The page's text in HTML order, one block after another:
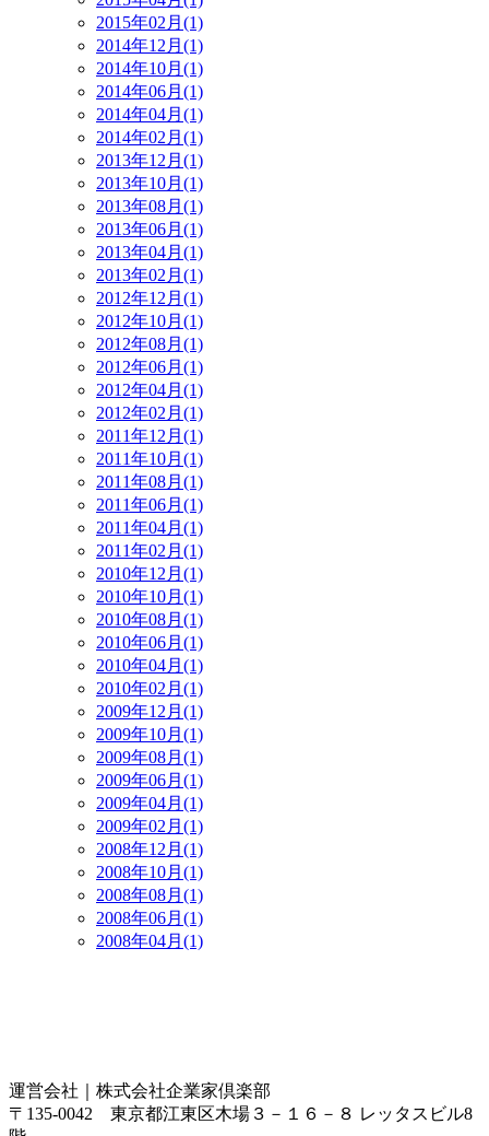
2015年02月(1)
2014年12月(1)
2014年10月(1)
2014年06月(1)
2014年04月(1)
2014年02月(1)
2013年12月(1)
2013年10月(1)
2013年08月(1)
2013年06月(1)
2013年04月(1)
2013年02月(1)
2012年12月(1)
2012年10月(1)
2012年08月(1)
2012年06月(1)
2012年04月(1)
2012年02月(1)
2011年12月(1)
2011年10月(1)
2011年08月(1)
2011年06月(1)
2011年04月(1)
2011年02月(1)
2010年12月(1)
2010年10月(1)
2010年08月(1)
2010年06月(1)
2010年04月(1)
2010年02月(1)
2009年12月(1)
2009年10月(1)
2009年08月(1)
2009年06月(1)
2009年04月(1)
2009年02月(1)
2008年12月(1)
2008年10月(1)
2008年08月(1)
2008年06月(1)
2008年04月(1)
運営会社｜ 株式会社企業家倶楽部
〒135-0042 東京都江東区木場３－１６－８ レッタスビル8